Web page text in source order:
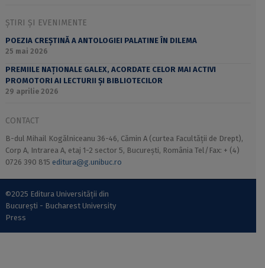
ȘTIRI ȘI EVENIMENTE
POEZIA CREȘTINĂ A ANTOLOGIEI PALATINE ÎN DILEMA
25 mai 2026
PREMIILE NAȚIONALE GALEX, ACORDATE CELOR MAI ACTIVI
PROMOTORI AI LECTURII ȘI BIBLIOTECILOR
29 aprilie 2026
CONTACT
B-dul Mihail Kogălniceanu 36-46, Cămin A (curtea Facultății de Drept),
Corp A, Intrarea A, etaj 1-2 sector 5, București, România Tel/Fax: + (4)
0726 390 815 editura@g.unibuc.ro
©2025 Editura Universității din
București - Bucharest University
Press